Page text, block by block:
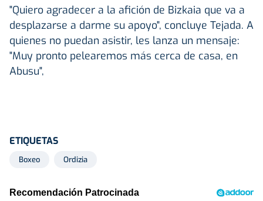
"Quiero agradecer a la afición de Bizkaia que va a
desplazarse a darme su apoyo", concluye Tejada. A
quienes no puedan asistir, les lanza un mensaje:
"Muy pronto pelearemos más cerca de casa, en
Abusu",
ETIQUETAS
Boxeo Ordizia